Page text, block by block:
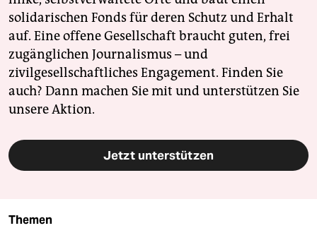
solidarischen Fonds für deren Schutz und Erhalt
auf. Eine offene Gesellschaft braucht guten, frei
zugänglichen Journalismus – und
zivilgesellschaftliches Engagement. Finden Sie
auch? Dann machen Sie mit und unterstützen Sie
unsere Aktion.
Jetzt unterstützen
Themen